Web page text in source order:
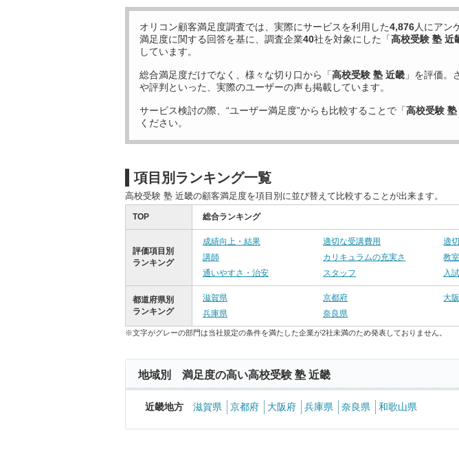
オリコン顧客満足度調査では、実際にサービスを利用した4,876人にアン
満足度に関する回答を基に、調査企業40社を対象にした「高校受験 塾 近
しています。
総合満足度だけでなく、様々な切り口から「高校受験 塾 近畿 」を評価。
や評判といった、実際のユーザーの声も掲載しています。
サービス検討の際、“ユーザー満足度”からも比較することで「高校受験
ください。
項目別ランキング一覧
高校受験 塾 近畿の顧客満足度を項目別に並び替えて比較することが出来ます。
TOP 総合ランキング
評価項目別
ランキング
成績向上・結果 適切な受講費用
適
講師
カリキュラムの充実さ
教
通いやすさ・治安
スタッフ 入
都道府県別
ランキング
滋賀県 京都府
大
兵庫県
奈良県
※文字がグレーの部門は当社規定の条件を満たした企業が2社未満のため発表しておりません。
地域別 満足度の高い高校受験 塾 近畿
近畿地方 滋賀県 京都府 大阪府 兵庫県 奈良県 和歌山県